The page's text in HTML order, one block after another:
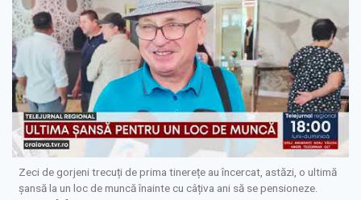
Zeci de gorjeni trecuți de prima tinerețe au încercat, astăzi, o ultimă
șansă la un loc de muncă înainte cu câțiva ani să se pensioneze.